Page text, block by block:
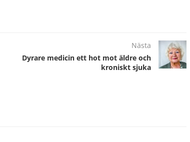
Nästa
Dyrare medicin ett hot mot äldre och
kroniskt sjuka